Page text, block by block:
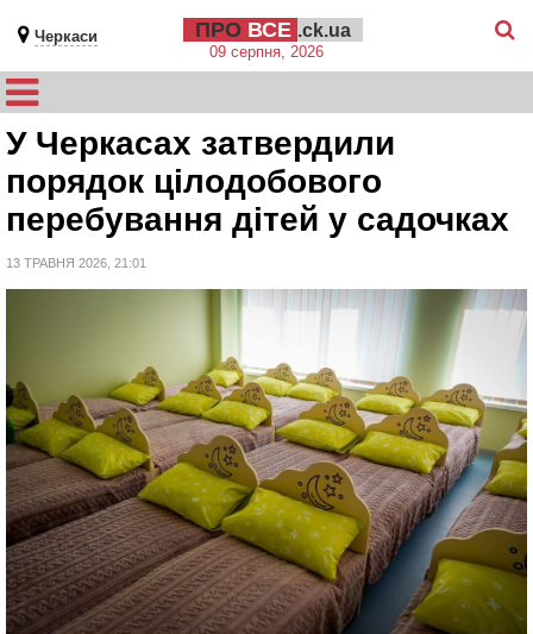
Черкаси ПРО ВСЕ .ck.ua
09 серпня, 2026
У Черкасах затвердили
порядок цілодобового
перебування дітей у садочках
13 ТРАВНЯ 2026, 21:01